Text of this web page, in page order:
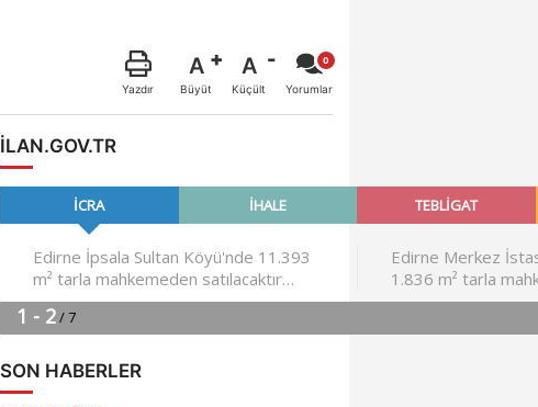
Yazdır
A
Büyüt
A
Küçült Yorumlar
ILAN.GOV.TR
SON HABERLER